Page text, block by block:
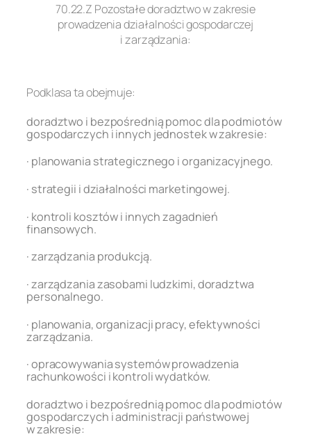
70.22.Z Pozostałe doradztwo w zakresie
prowadzenia działalności gospodarczej
i zarządzania:
Podklasa ta obejmuje:
doradztwo i bezpośrednią pomoc dla podmiotów
gospodarczych i innych jednostek w zakresie:
· planowania strategicznego i organizacyjnego.
· strategii i działalności marketingowej.
· kontroli kosztów i innych zagadnień
finansowych.
· zarządzania produkcją.
· zarządzania zasobami ludzkimi, doradztwa
personalnego.
· planowania, organizacji pracy, efektywności
zarządzania.
· opracowywania systemów prowadzenia
rachunkowości i kontroli wydatków.
doradztwo i bezpośrednią pomoc dla podmiotów
gospodarczych i administracji państwowej
w zakresie: